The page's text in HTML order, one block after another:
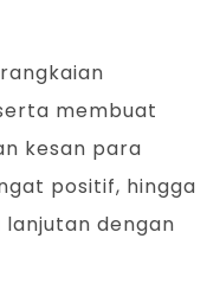
membuat
kesan para
positif, hingga
dengan